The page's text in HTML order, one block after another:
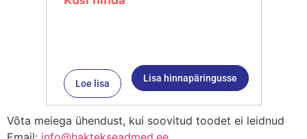
Loe lisa Lisa hinnapäringusse
Võta meiega ühendust, kui soovitud toodet ei leidnud